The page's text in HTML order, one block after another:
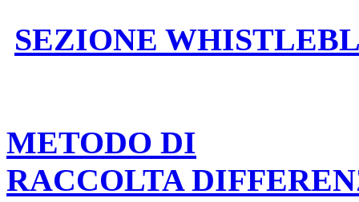
SEZIONE
METODO DI
RACCOLTA